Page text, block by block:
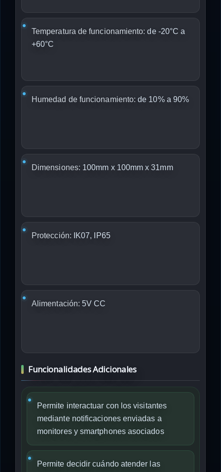
Temperatura de funcionamiento: de -20°C a
+60°C
Humedad de funcionamiento: de 10% a 90%
Dimensiones: 100mm x 100mm x 31mm
Protección: IK07, IP65
Alimentación: 5V CC
Funcionalidades Adicionales
Permite interactuar con los visitantes
mediante notificaciones enviadas a
monitores y smartphones asociados
Permite decidir cuándo atender las